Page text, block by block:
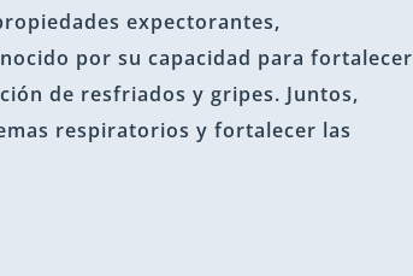
expectorantes,
por su capacidad para fortalecer
de resfriados y gripes. Juntos,
respiratorios y fortalecer las